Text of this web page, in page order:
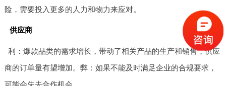
险，需要投入更多的人力和物力来应对。
供应商
利：爆款品类的需求增长，带动了相关产品的生产和销售，供应
商的订单量有望增加。弊：如果不能及时满足企业的合规要求，
可能会失去合作机会。